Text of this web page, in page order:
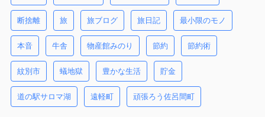
断捨離 旅 旅ブログ 旅日記 最小限のモノ
本音 牛舎 物産館みのり 節約 節約術
紋別市 蟻地獄 豊かな生活 貯金
道の駅サロマ湖 遠軽町 頑張ろう佐呂間町